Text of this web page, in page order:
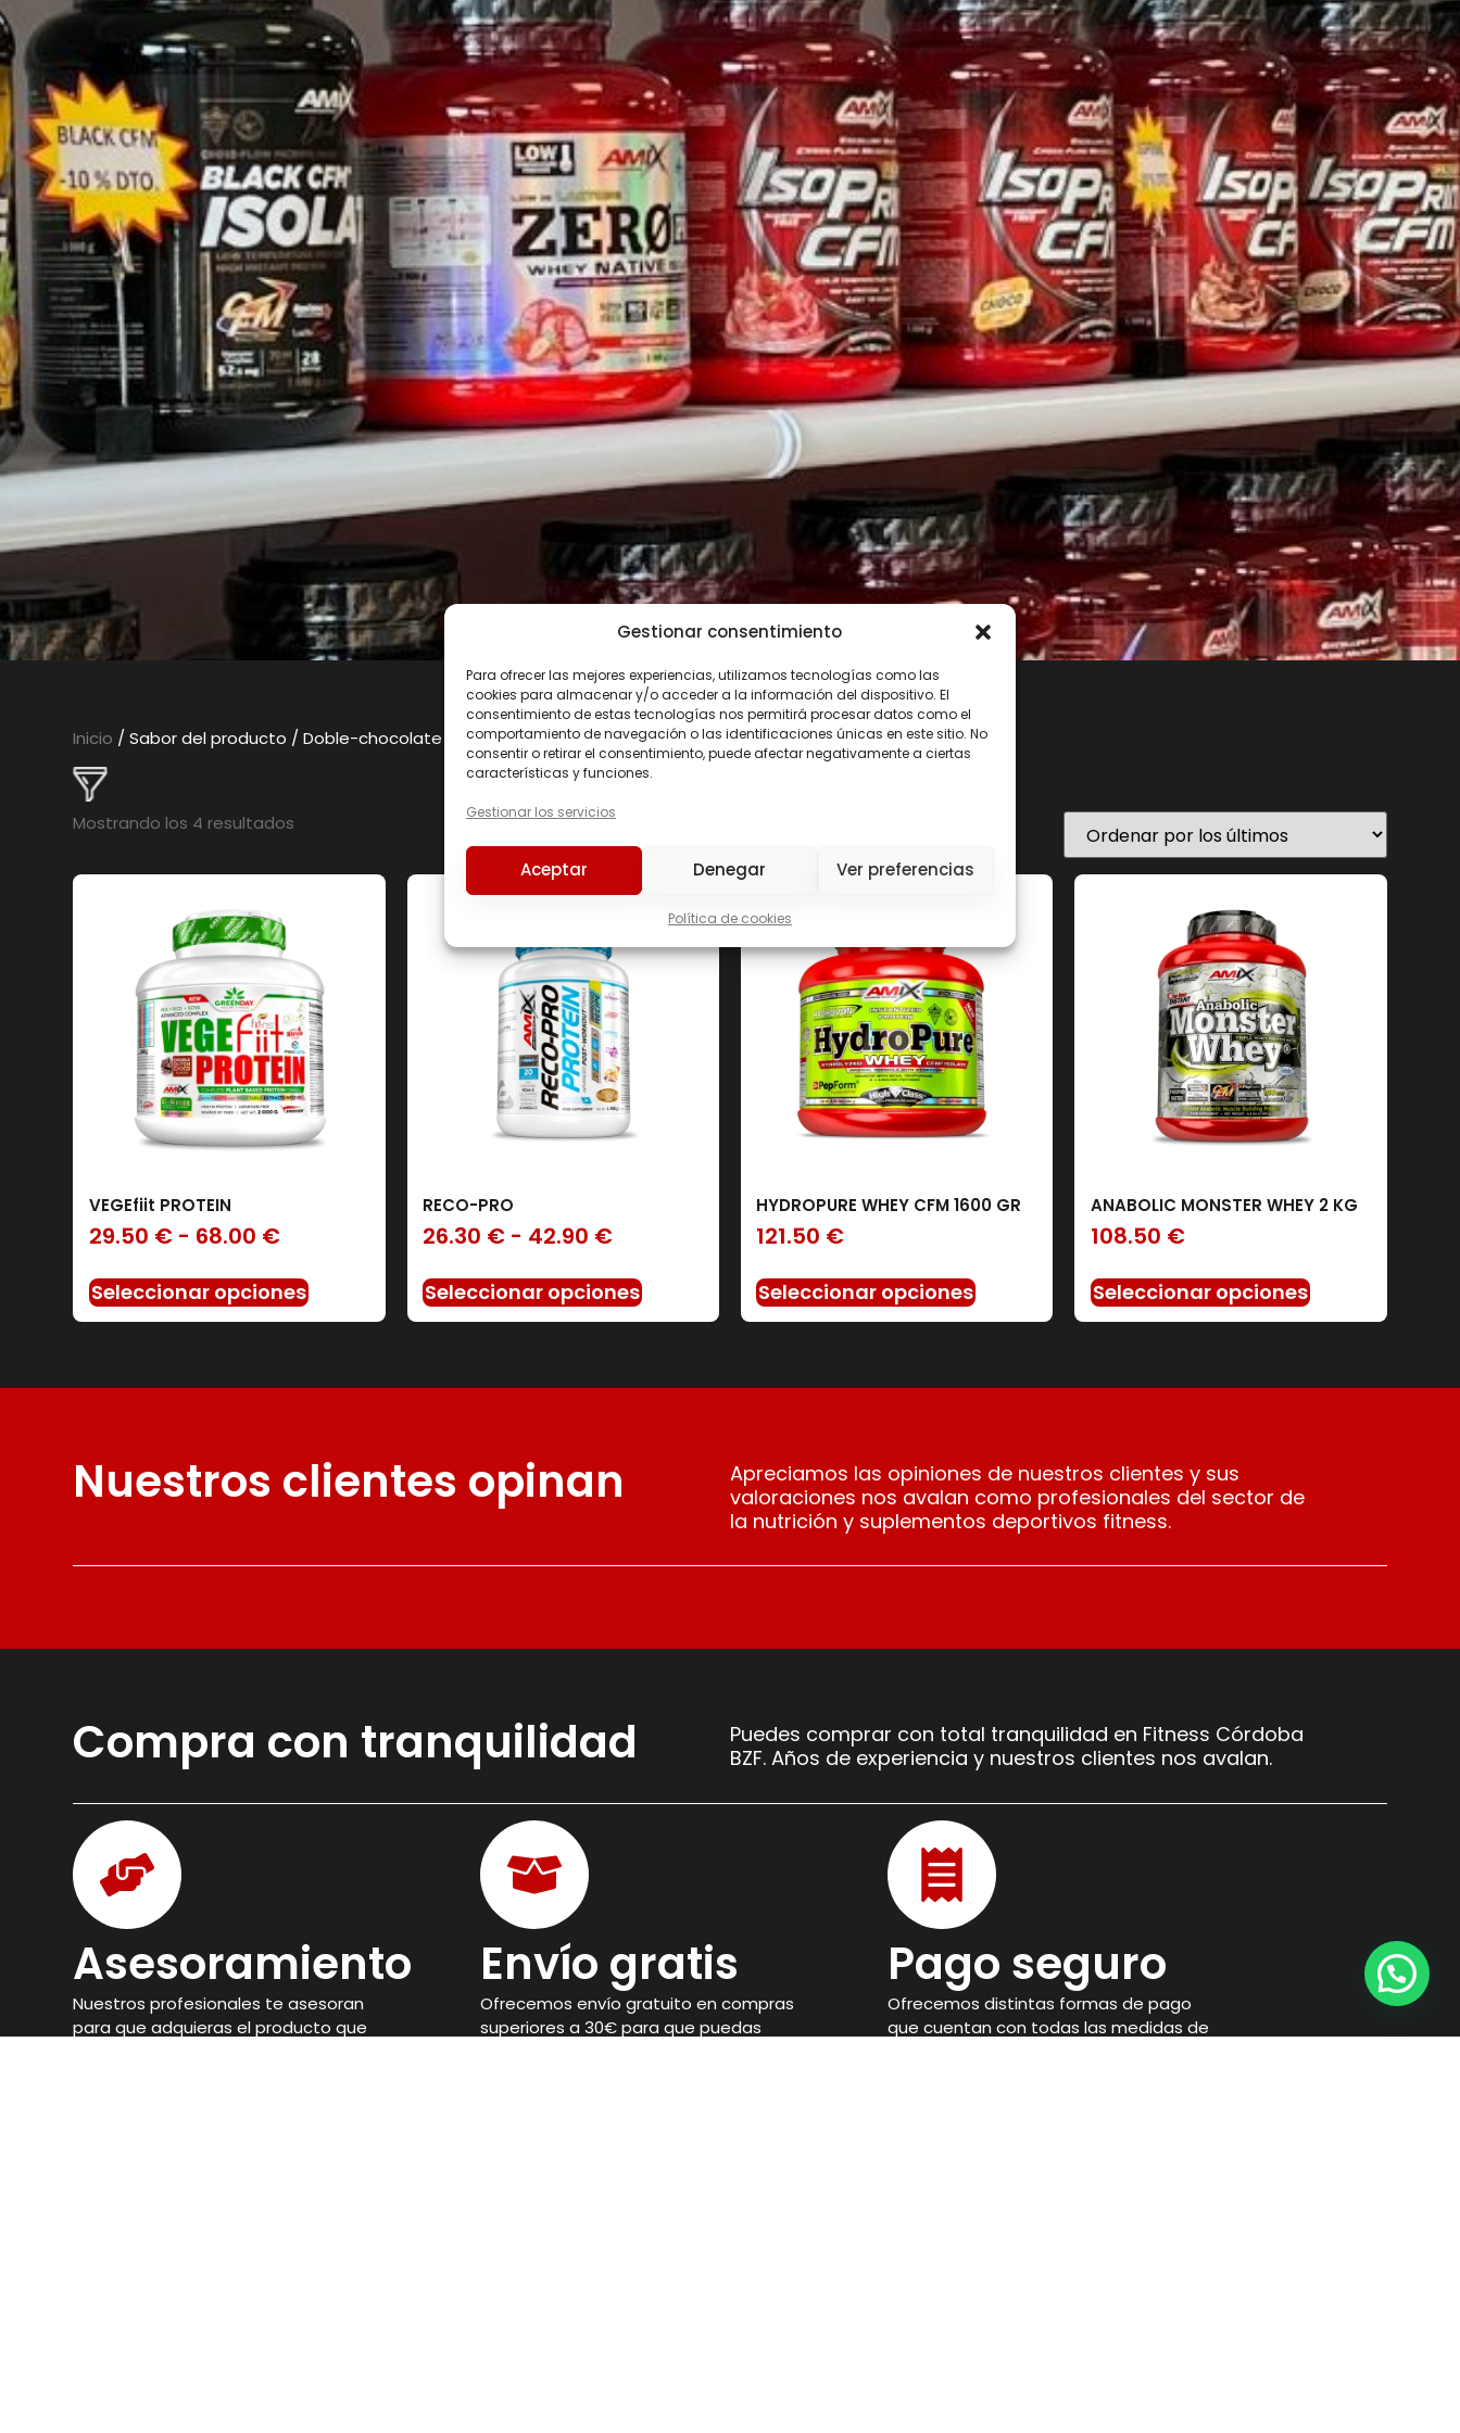
Gestionar consentimiento
Para ofrecer las mejores experiencias, utilizamos tecnologías como las
cookies para almacenar y/o acceder a la información del dispositivo. El
consentimiento de estas tecnologías nos permitirá procesar datos como el
comportamiento de navegación o las identificaciones únicas en este sitio. No
consentir o retirar el consentimiento, puede afectar negativamente a ciertas
características y funciones.
Gestionar los servicios
Aceptar Denegar Ver preferencias
Política de cookies
Inicio / Sabor del producto / Doble-chocolate
Precio
En oferta(0) 226ERS(0)
AMIX(158)
BAVARIAN ELITE
BIG(0)
IO GENIX
SERVIVITA
Categorías del producto
Uncategorized
ALIMENTACION SALUDABLE(38)
MATERIAL DEPORTIVO
(3)
NUTRICION DEPORTIVA(158)
SALUD
Filtro
Mostrando los 4 resultados
VEGEfiit PROTEIN
29.50 € - 68.00 €
Seleccionar opciones
RECO-PRO
26.30 € - 42.90 €
Seleccionar opciones
HYDROPURE WHEY CFM 1600 GR
121.50 €
Seleccionar opciones
ANABOLIC MONSTER WHEY 2 KG
108.50 €
Seleccionar opciones
Nuestros clientes opinan
Apreciamos las opiniones de nuestros clientes y sus
valoraciones nos avalan como profesionales del sector de
la nutrición y suplementos deportivos fitness.
Compra con tranquilidad
Puedes comprar con total tranquilidad en Fitness Córdoba
BZF. Años de experiencia y nuestros clientes nos avalan.
Asesoramiento
Nuestros profesionales te asesoran
para que adquieras el producto que
Envío gratis
Ofrecemos envío gratuito en compras
superiores a 30€ para que puedas
Pago seguro
Ofrecemos distintas formas de pago
que cuentan con todas las medidas de